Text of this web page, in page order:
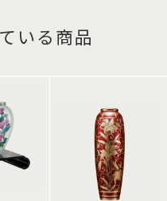
いる商品